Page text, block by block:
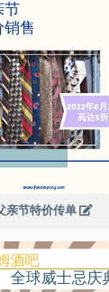
亲节特价传单